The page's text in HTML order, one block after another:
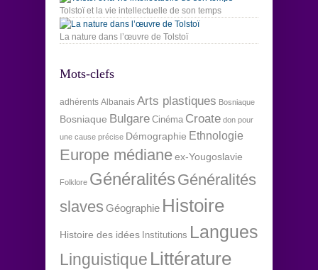
Tolstoï et la vie intellectuelle de son temps
La nature dans l’œuvre de Tolstoï
Mots-clefs
adhérents Albanais Arts plastiques Bosniaque
Bosniaque Bulgare Cinéma Croate don pour
une cause précise Démographie Ethnologie
Europe médianeex-Yougoslavie
Folklore Généralités Généralités
slaves Géographie Histoire
Histoire des idées Institutions Langues
Linguistique Littérature